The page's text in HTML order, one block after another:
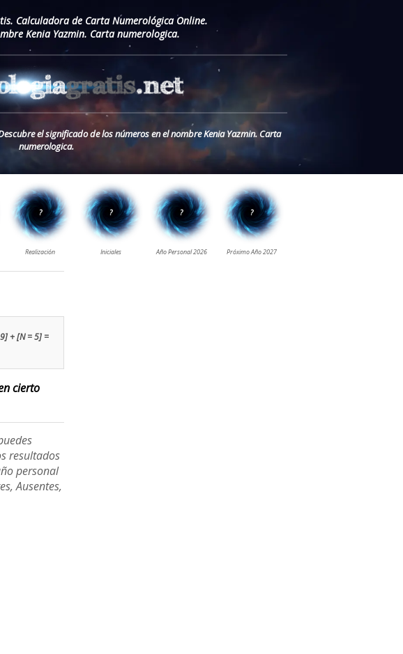
Calculadora de Carta Numerológica Online.
Kenia Yazmin. Carta numerologica.
el significado de los números en el nombre Kenia Yazmin. Carta
numerologica.
+ [N = 5] =
cierto
resultados
personal
Ausentes,